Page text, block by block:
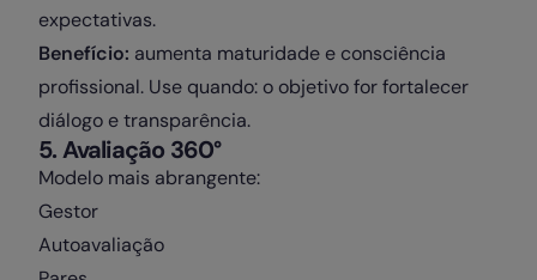
expectativas.
Benefício: aumenta maturidade e consciência
profissional. Use quando: o objetivo for fortalecer
diálogo e transparência.
5️. Avaliação 360°
Modelo mais abrangente:
Gestor
Autoavaliação